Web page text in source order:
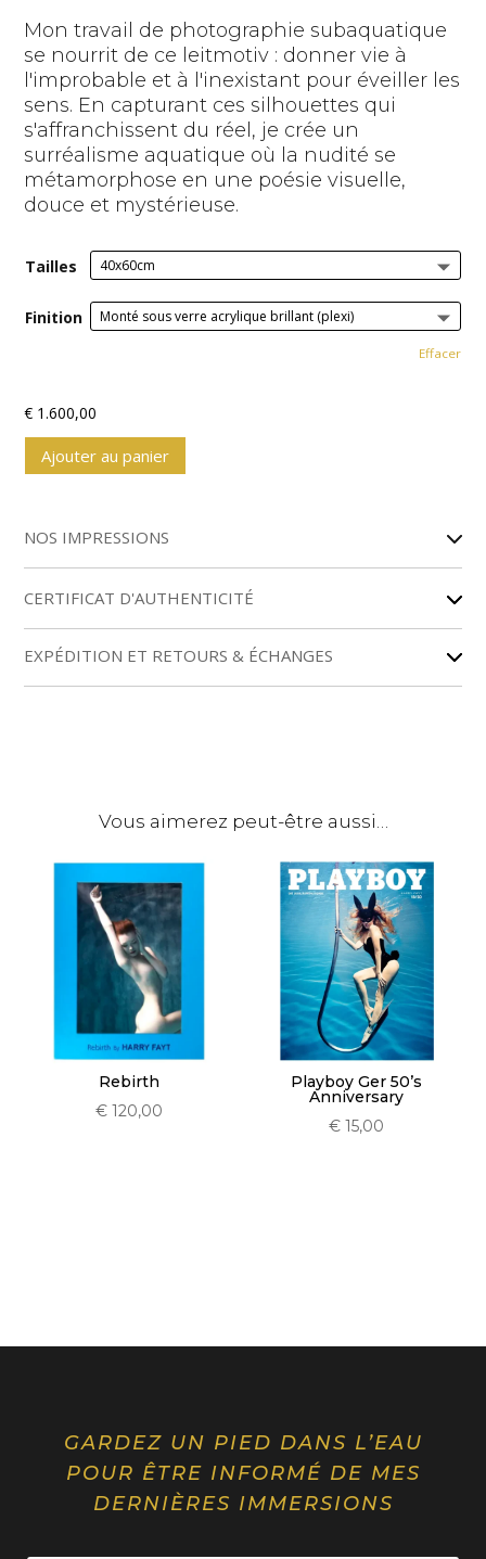
Mon travail de photographie subaquatique
se nourrit de ce leitmotiv : donner vie à
l'improbable et à l'inexistant pour éveiller les
sens. En capturant ces silhouettes qui
s'affranchissent du réel, je crée un
surréalisme aquatique où la nudité se
métamorphose en une poésie visuelle,
douce et mystérieuse.
Tailles
Finition
Effacer
€ 1.600,00
Ajouter au panier
t
e
t
i
NOS IMPRESSIONS
CERTIFICAT D'AUTHENTICITÉ
EXPÉDITION ET RETOURS & ÉCHANGES
Vous aimerez peut-être aussi…
Rebirth
€ 120,00
Playboy Ger 50’s
Anniversary
€ 15,00
GARDEZ UN PIED DANS L’EAU
POUR ÊTRE INFORMÉ DE MES
DERNIÈRES IMMERSIONS